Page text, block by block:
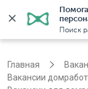
Поиск
Главная
Вакансии